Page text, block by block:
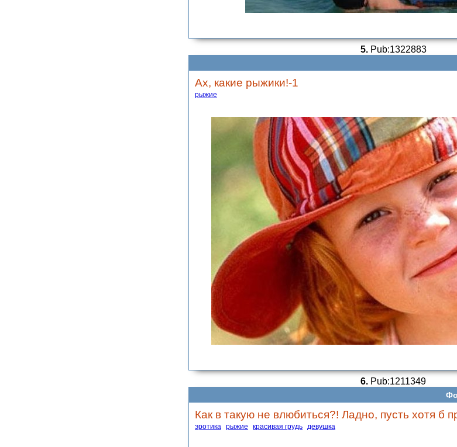
5.Pub:1322883
Ах, какие рыжики!-1
рыжие
6. Pub:1211349
Как в такую не влюбиться?! Ладно, пусть хотя б
эротика рыжие красивая грудь девушка